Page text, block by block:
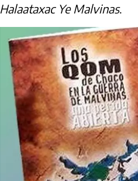
Halaataxac Ye Malvinas.